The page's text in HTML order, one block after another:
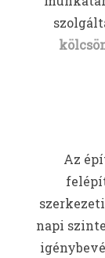
Az
napi